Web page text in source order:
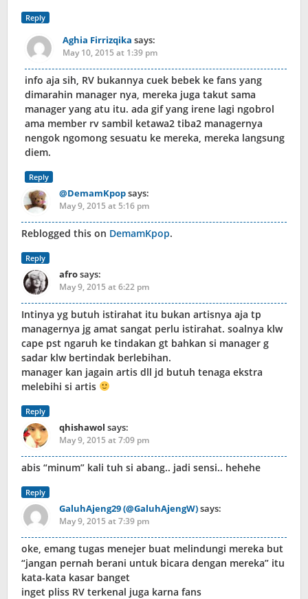
Reply
Aghia Firrizqika says:
May 10, 2015 at 1:39 pm
info aja sih, RV bukannya cuek bebek ke fans yang
dimarahin manager nya, mereka juga takut sama
manager yang atu itu. ada gif yang irene lagi ngobrol
ama member rv sambil ketawa2 tiba2 managernya
nengok ngomong sesuatu ke mereka, mereka langsung
diem.
Reply
@DemamKpopsays:
May 9, 2015 at 5:16 pm
Reblogged this on DemamKpop.
Reply
afrosays:
May 9, 2015 at 6:22 pm
Intinya yg butuh istirahat itu bukan artisnya aja tp
managernya jg amat sangat perlu istirahat. soalnya klw
cape pst ngaruh ke tindakan gt bahkan si manager g
sadar klw bertindak berlebihan.
manager kan jagain artis dll jd butuh tenaga ekstra
melebihi si artis
Reply
qhishawol says:
May 9, 2015 at 7:09 pm
abis “minum” kali tuh si abang.. jadi sensi.. hehehe
Reply
GaluhAjeng29 (@GaluhAjengW)says:
May 9, 2015 at 7:39 pm
oke, emang tugas menejer buat melindungi mereka but
“jangan pernah berani untuk bicara dengan mereka” itu
kata-kata kasar banget
inget pliss RV terkenal juga karna fans